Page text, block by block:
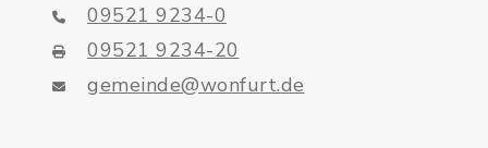
09521 9234-0
09521 9234-20
gemeinde@wonfurt.de